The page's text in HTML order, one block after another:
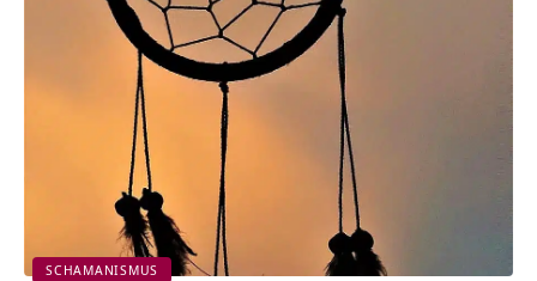
SCHAMANISMUS